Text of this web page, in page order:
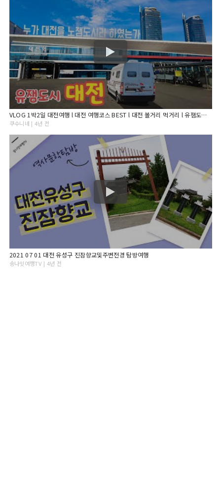
VLOG 1박2일 대전여행 l 대전 여행코스 BEST l 대전 볼거리 먹거리 l 유잼도시 l 유성호텔 l 대전 지하철 여행 l 한밭수목원 l 대전엑스포공원 l 다비드 캠핑카
쿠수니네 | 4년 전
2021 07 01 대전 유성구 진잠향교및주변전경 탐방여행
송나잇여행TV | 4년 전